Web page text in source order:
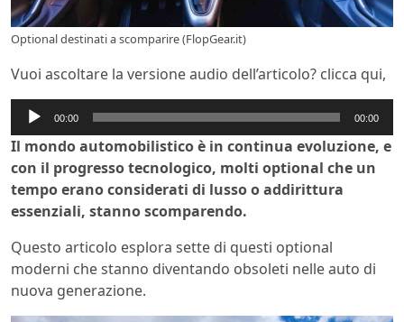
Optional destinati a scomparire (FlopGear.it)
Vuoi ascoltare la versione audio dell’articolo? clicca qui,
Audio
Player
00:00 00:00
Il mondo automobilistico è in continua evoluzione, e
con il progresso tecnologico, molti optional che un
tempo erano considerati di lusso o addirittura
essenziali, stanno scomparendo.
Questo articolo esplora sette di questi optional
moderni che stanno diventando obsoleti nelle auto di
nuova generazione.